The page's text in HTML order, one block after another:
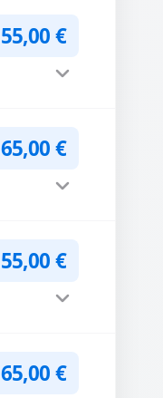
55,00€
65,00€
55,00€
65,00€